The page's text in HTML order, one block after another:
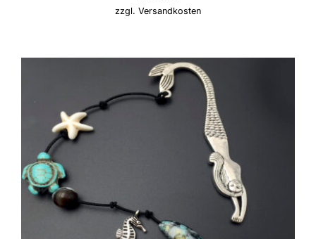
zzgl. Versandkosten